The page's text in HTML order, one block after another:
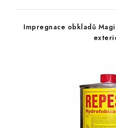
Impregnace obkladů